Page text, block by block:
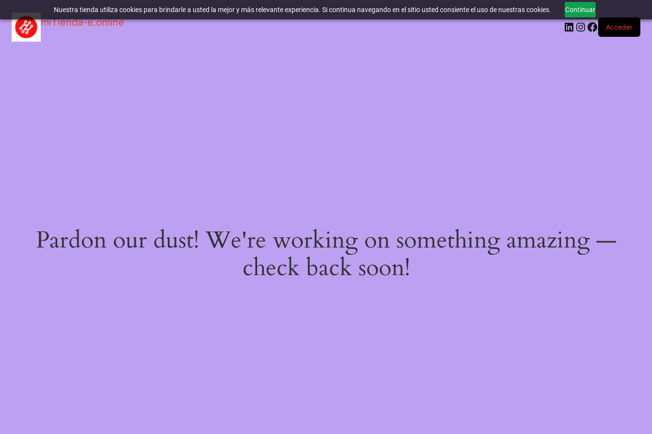
Nuestra tienda utiliza cookies para brindarle a usted la mejor y más relevante experiencia. Si continua navegando en el sitio usted consiente el uso de nuestras cookies. Continuar
miTienda-e.online LinkedIn
Instagram
Facebook
Acceder
Pardon our dust! We're working on something amazing —
check back soon!